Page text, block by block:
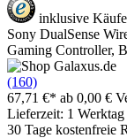
inklusive
Sony DualSense
Gaming Controller,
(160)
67,71 €* ab 0,00 €
Lieferzeit: 1 Werktag
30 Tage kostenfreie